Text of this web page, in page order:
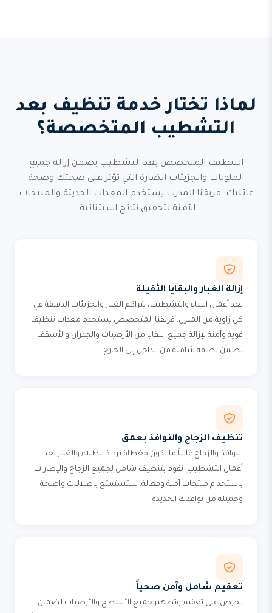
لماذا تختار خدمة تنظيف بعد
التشطيب المتخصصة؟
التنظيف المتخصص بعد التشطيب يضمن إزالة جميع
الملوثات والجزيئات الضارة التي تؤثر على صحتك وصحة
عائلتك. فريقنا المدرب يستخدم المعدات الحديثة والمنتجات
الآمنة لتحقيق نتائج استثنائية.
إزالة الغبار والبقايا الثقيلة
بعد أعمال البناء والتشطيب، يتراكم الغبار والجزيئات الدقيقة في
كل زاوية من المنزل. فريقنا المتخصص يستخدم معدات تنظيف
قوية وآمنة لإزالة جميع البقايا من الأرضيات والجدران والأسقف.
نضمن نظافة شاملة من الداخل إلى الخارج.
تنظيف الزجاج والنوافذ بعمق
النوافذ والزجاج غالباً ما تكون مغطاة برذاذ الطلاء والغبار بعد
أعمال التشطيب. نقوم بتنظيف شامل لجميع الزجاج والإطارات
باستخدام منتجات آمنة وفعالة. ستستمتع بإطلالات واضحة
وجميلة من نوافذك الجديدة.
تعقيم شامل وآمن صحياً
نحرص على تعقيم وتطهير جميع الأسطح والأرضيات لضمان